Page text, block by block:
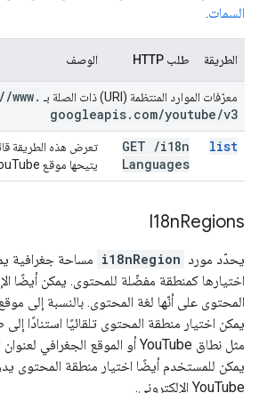
السمات.
الطريقة طلب HTTP الوصف
معرّفات الموارد المنتظمة (URI) ذات الصلة بـ //www.
googleapis. com/youtube/v3
list
GET /i18n
Languages
تعرض هذه الطريقة
يتيحها موقع YouTube الإلكتروني.
I18nRegions
يحدّد مورد i18nRegion
اختيارها كمنطقة مفضّلة للمحتوى. يمكن أيضًا
يمكن اختيار منطقة المحتوى تلقائيًا استنادًا
يمكن للمستخدم أيضًا اختيار منطقة المحتوى
YouTube الإلكتروني.